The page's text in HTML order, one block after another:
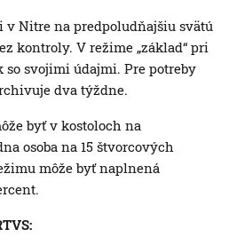
v Nitre na predpoludňajšiu svätú
kontroly. V režime „základ“ pri
svojimi údajmi. Pre potreby
dva týždne.
byť v kostoloch na
osoba na 15 štvorcových
môže byť naplnená